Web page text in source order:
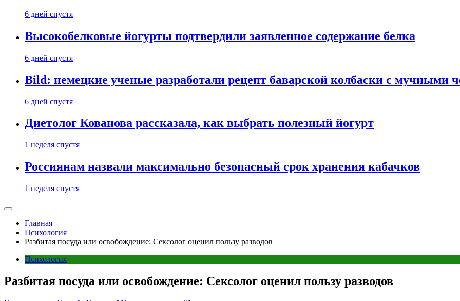
6 дней спустя
Высокобелковые йогурты подтвердили заявленное содержание белка
6 дней спустя
Bild: немецкие ученые разработали рецепт баварской колбаски с мучными
6 дней спустя
Диетолог Кованова рассказала, как выбрать полезный йогурт
1 неделя спустя
Россиянам назвали максимально безопасный срок хранения кабачков
1 неделя спустя
Главная
Психология
Разбитая посуда или освобождение: Сексолог оценил пользу разводов
Психология
Разбитая посуда или освобождение: Сексолог оценил пользу разводов